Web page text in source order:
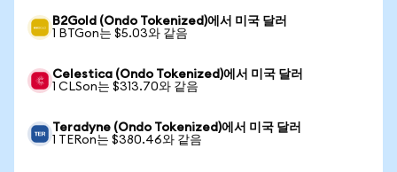
B2Gold (Ondo Tokenized)에서 미국 달러
1 BTGon는 $5.03와 같음
Celestica (Ondo Tokenized)에서 미국 달러
1 CLSon는 $313.70와 같음
Teradyne (Ondo Tokenized)에서 미국 달러
1 TERon는 $380.46와 같음